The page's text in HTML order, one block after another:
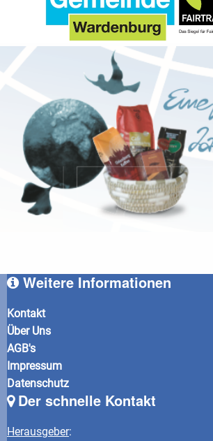
Weitere Informationen
Kontakt
Über Uns
AGB's
Impressum
Datenschutz
Der schnelle Kontakt
Herausgeber: